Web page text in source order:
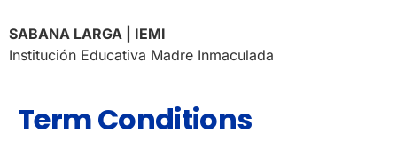
SABANA LARGA | IEMI
Institución Educativa Madre Inmaculada
Term Conditions